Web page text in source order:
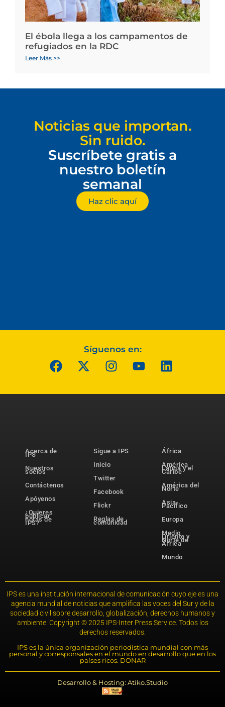
El ébola llega a los campamentos de
refugiados en la RDC
Leer Más >>
Noticias que importan.
Sin ruido.
Suscríbete gratis a
nuestro boletín
semanal
Haz clic aquí
Síguenos en:
Acerca de
IPS
Nuestros
socios
Contáctenos
Apóyenos
¿Quieres
publicar
notas de
IPS?
Sigue a IPS
Inicio
Twitter
Facebook
Flickr
Reglas de
comunidad
África
América
Latina y el
Caribe
América del
Norte
Asia-
Pacífico
Europa
Medio
Oriente y
Norte de
África
Mundo
IPS es una institución internacional de comunicación cuyo eje es una
agencia mundial de noticias que amplifica las voces del Sur y de la
sociedad civil sobre desarrollo, globalización, derechos humanos y
ambiente. Copyright © 2025 IPS-Inter Press Service. Todos los
derechos reservados.
IPS es la única organización periodística mundial con más
personal y corresponsales en el mundo en desarrollo que en los
países ricos. DONAR
Desarrollo & Hosting: Atiko.Studio